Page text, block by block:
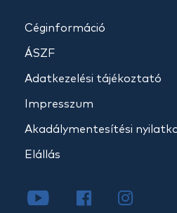
Céginformáció
ÁSZF
Adatkezelési tájékoztató
Impresszum
Akadálymentesítési
Elállás